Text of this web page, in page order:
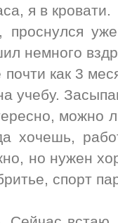
я в кровати.
проснулся
немного
почти как 3
учебу.
можно
хочешь,
но нужен
спорт